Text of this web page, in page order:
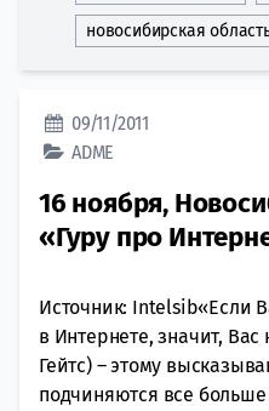
новосибирская
09/11/2011
ADME
16 ноября,
«Гуру про
Источник: Intelsib«Если
в Интернете, значит, Вас
Гейтс) – этому
подчиняются все